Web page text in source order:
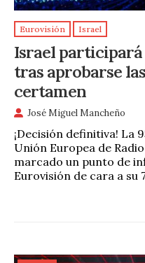
Eurovisión Israel
Israel participará
tras aprobarse
certamen
José Miguel Mancheño
¡Decisión definitiva! La
Unión Europea de
marcado un punto de
Eurovisión de cara a su